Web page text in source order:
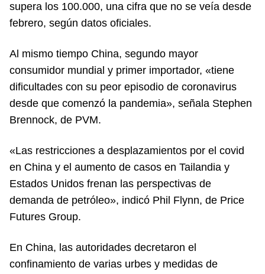
supera los 100.000, una cifra que no se veía desde
febrero, según datos oficiales.
Al mismo tiempo China, segundo mayor
consumidor mundial y primer importador, «tiene
dificultades con su peor episodio de coronavirus
desde que comenzó la pandemia», señala Stephen
Brennock, de PVM.
«Las restricciones a desplazamientos por el covid
en China y el aumento de casos en Tailandia y
Estados Unidos frenan las perspectivas de
demanda de petróleo», indicó Phil Flynn, de Price
Futures Group.
En China, las autoridades decretaron el
confinamiento de varias urbes y medidas de